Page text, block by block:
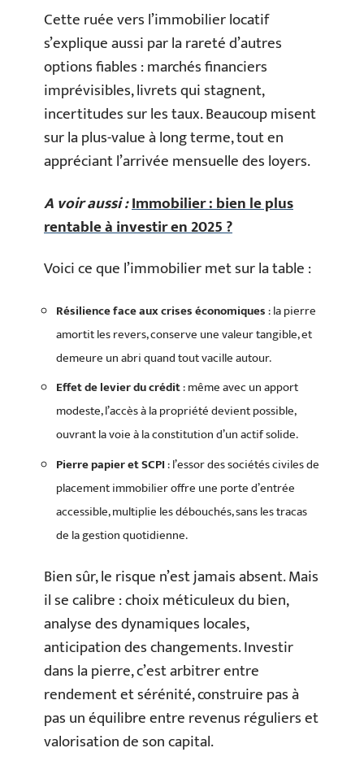
Cette ruée vers l’immobilier locatif
s’explique aussi par la rareté d’autres
options fiables : marchés financiers
imprévisibles, livrets qui stagnent,
incertitudes sur les taux. Beaucoup misent
sur la plus-value à long terme, tout en
appréciant l’arrivée mensuelle des loyers.
A voir aussi :Immobilier : bien le plus
rentable à investir en 2025 ?
Voici ce que l’immobilier met sur la table :
Résilience face aux crises économiques: la pierre
amortit les revers, conserve une valeur tangible, et
demeure un abri quand tout vacille autour.
Effet de levier du crédit: même avec un apport
modeste, l’accès à la propriété devient possible,
ouvrant la voie à la constitution d’un actif solide.
Pierre papier et SCPI: l’essor des sociétés civiles de
placement immobilier offre une porte d’entrée
accessible, multiplie les débouchés, sans les tracas
de la gestion quotidienne.
Bien sûr, le risque n’est jamais absent. Mais
il se calibre : choix méticuleux du bien,
analyse des dynamiques locales,
anticipation des changements. Investir
dans la pierre, c’est arbitrer entre
rendement et sérénité, construire pas à
pas un équilibre entre revenus réguliers et
valorisation de son capital.